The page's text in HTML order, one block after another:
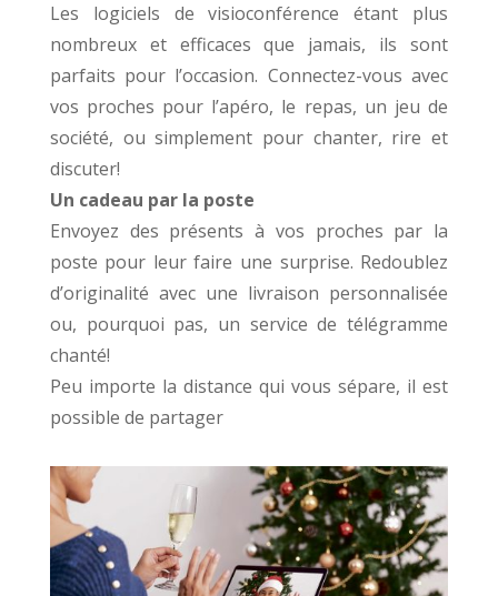
Les logiciels de visioconférence étant plus
nombreux et efficaces que jamais, ils sont
parfaits pour l’occasion. Connectez-vous avec
vos proches pour l’apéro, le repas, un jeu de
société, ou simplement pour chanter, rire et
discuter!
Un cadeau par la poste
Envoyez des présents à vos proches par la
poste pour leur faire une surprise. Redoublez
d’originalité avec une livraison personnalisée
ou, pourquoi pas, un service de télégramme
chanté!
Peu importe la distance qui vous sépare, il est
possible de partager